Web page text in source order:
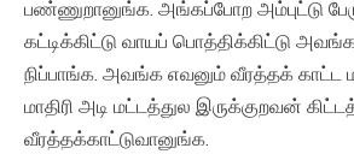
பண்ணுறானுங்க. அங்கப்போற அம்புட்டு
கட்டிக்கிட்டு வாயப் பொத்திக்கிட்டு
நிப்பாங்க. அவங்க எவனும் வீரத்தக் காட்ட
மாதிரி அடி மட்டத்துல இருக்குறவன்
வீரத்தக்காட்டுவானுங்க.